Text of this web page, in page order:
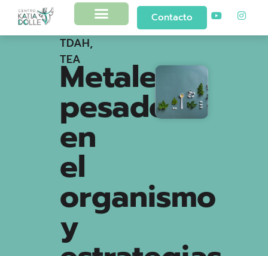
Contacto
TDAH,
TEA
Metales
pesados
en
el
organismo
y